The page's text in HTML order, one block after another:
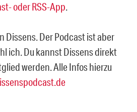
oder RSS-App.
Dissens. Der Podcast ist aber
ich. Du kannst Dissens direkt
werden. Alle Infos hierzu